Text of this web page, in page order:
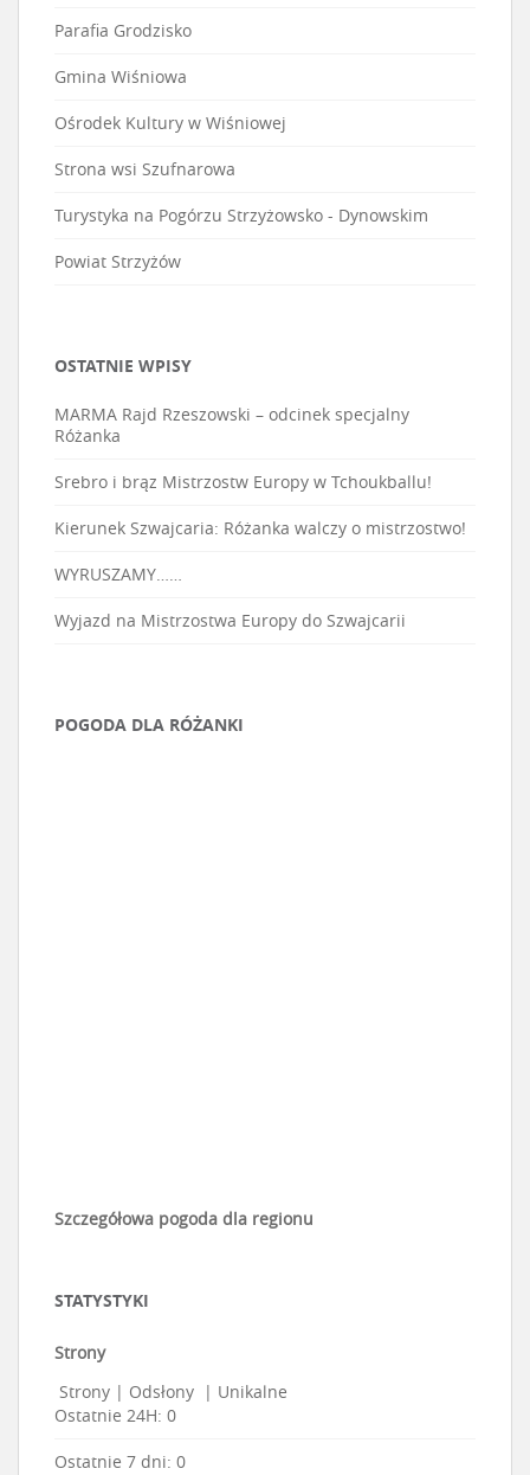
Parafia Grodzisko
Gmina Wiśniowa
Ośrodek Kultury w Wiśniowej
Strona wsi Szufnarowa
Turystyka na Pogórzu Strzyżowsko - Dynowskim
Powiat Strzyżów
OSTATNIE WPISY
MARMA Rajd Rzeszowski – odcinek specjalny
Różanka
Srebro i brąz Mistrzostw Europy w Tchoukballu!
Kierunek Szwajcaria: Różanka walczy o mistrzostwo!
WYRUSZAMY……
Wyjazd na Mistrzostwa Europy do Szwajcarii
POGODA DLA RÓŻANKI
Szczegółowa pogoda dla regionu
STATYSTYKI
Strony
Strony | Odsłony | Unikalne
Ostatnie 24H: 0
Ostatnie 7 dni: 0